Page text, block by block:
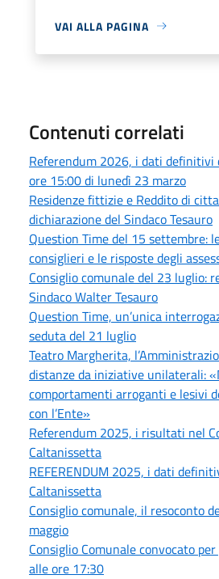
VAI ALLA PAGINA
Contenuti correlati
Referendum 2026, i dati definitivi
ore 15:00 di lunedì 23 marzo
Residenze fittizie e Reddito di
dichiarazione del Sindaco Tesauro
Question Time del 15 settembre:
consiglieri e le risposte degli
Consiglio comunale del 23 luglio:
Sindaco Walter Tesauro
Question Time, un’unica
seduta del 21 luglio
Teatro Margherita,
distanze da iniziative unilaterali:
comportamenti arroganti e lesivi
con l’Ente»
Referendum 2025, i risultati nel
Caltanissetta
REFERENDUM 2025, i dati
Caltanissetta
Consiglio comunale, il resoconto
maggio
Consiglio Comunale convocato
alle ore 17:30